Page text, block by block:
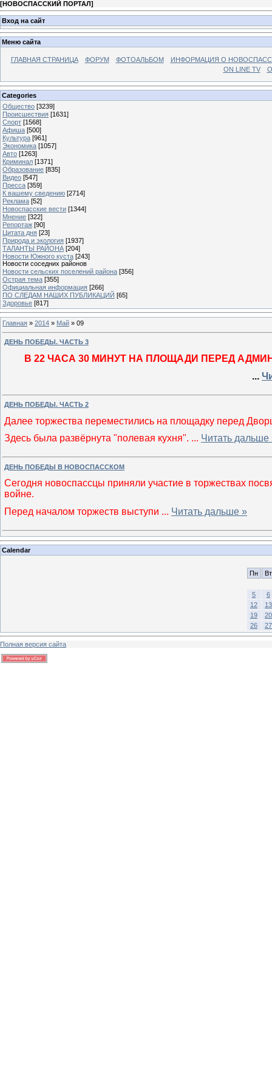
[НОВОСПАССКИЙ ПОРТАЛ]
Вход на сайт
Меню сайта
ГЛАВНАЯ СТРАНИЦА ФОРУМ ФОТОАЛЬБОМ
ИНФОРМАЦИЯ О
ON LINE TV
Categories
Общество [3239]
Происшествия [1631]
Спорт [1568]
Афиша [500]
Культура [961]
Экономика [1057]
Авто [1263]
Криминал [1371]
Образование [835]
Видео [547]
Пресса [359]
К вашему сведению [2714]
Реклама [52]
Новоспасские вести [1344]
Мнение [322]
Репортаж [90]
Цитата дня [23]
Природа и экология [1937]
ТАЛАНТЫ РАЙОНА [204]
Новости Южного куста [243]
Новости соседних районов
Новости сельских поселений района [356]
Острая тема [355]
Официальная информация [266]
ПО СЛЕДАМ НАШИХ ПУБЛИКАЦИЙ [65]
Здоровье [817]
Главная » 2014 » Май » 09
ДЕНЬ ПОБЕДЫ. ЧАСТЬ 3
В 22 ЧАСА 30 МИНУТ НА ПЛОЩАДИ ПЕРЕД
...
ДЕНЬ ПОБЕДЫ. ЧАСТЬ 2
Далее торжества переместились на площадку перед
Здесь была развёрнута "полевая кухня". ... Читать дальше
ДЕНЬ ПОБЕДЫ В НОВОСПАССКОМ
Сегодня новоспассцы приняли участие в торжествах
войне.
Перед началом торжеств выступи ... Читать дальше »
Calendar
Пн Вт
5
6
12
13
19
20
26
27
Полная версия сайта